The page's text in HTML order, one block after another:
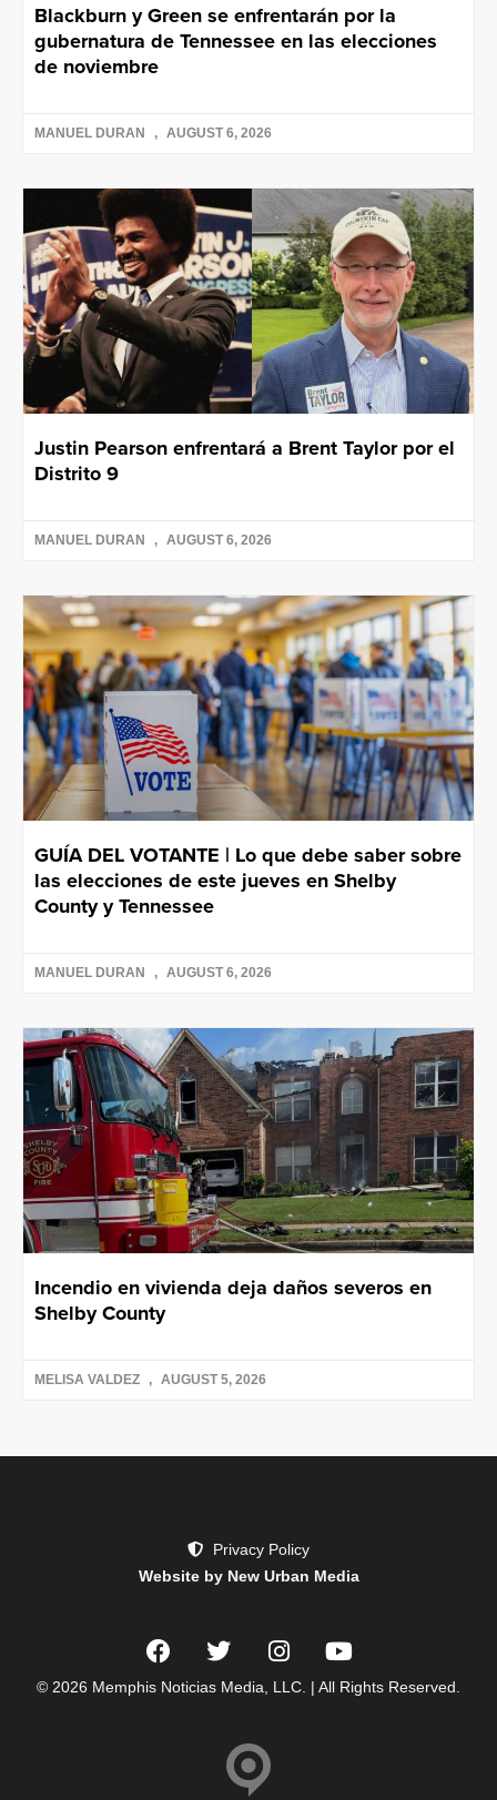
Blackburn y Green se enfrentarán por la
gubernatura de Tennessee en las elecciones
de noviembre
MANUEL DURAN AUGUST 6, 2026
Justin Pearson enfrentará a Brent Taylor por el
Distrito 9
MANUEL DURAN AUGUST 6, 2026
GUÍA DEL VOTANTE | Lo que debe saber sobre
las elecciones de este jueves en Shelby
County y Tennessee
MANUEL DURAN AUGUST 6, 2026
Incendio en vivienda deja daños severos en
Shelby County
MELISA VALDEZ AUGUST 5, 2026
Privacy Policy
Website by New Urban Media
© 2026 Memphis Noticias Media, LLC. | All Rights Reserved.